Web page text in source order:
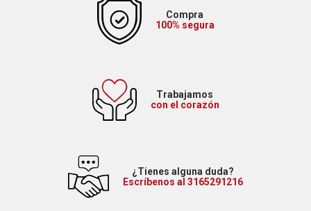
Compra
100% segura
Trabajamos
con el corazón
¿Tienes alguna duda?
Escríbenos al 3165291216